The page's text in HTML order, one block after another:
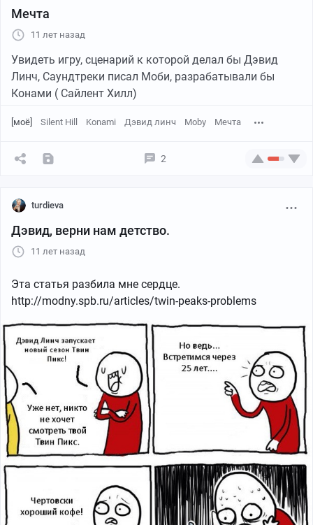
Мечта
11 лет назад
Увидеть игру, сценарий к которой делал бы Дэвид
Линч, Саундтреки писал Моби, разрабатывали бы
Конами ( Сайлент Хилл)
[моё] Silent Hill Konami Дэвид линч Moby Мечта
2
turdieva
Дэвид, верни нам детство.
11 лет назад
Эта статья разбила мне сердце.
http://modny.spb.ru/articles/twin-peaks-problems